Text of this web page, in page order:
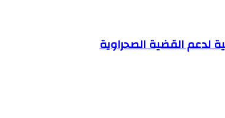
لدعم القضية الصحراوية